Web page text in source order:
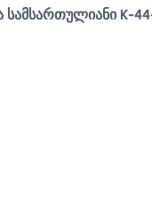
სამსართულიანი K-